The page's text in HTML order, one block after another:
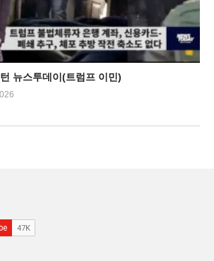
뉴스투데이(트럼프 이민)